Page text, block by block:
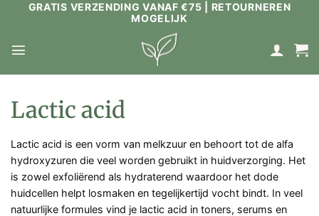
GRATIS VERZENDING VANAF €75 | RETOURNEREN
MOGELIJK
Lactic acid
Lactic acid is een vorm van melkzuur en behoort tot de alfa
hydroxyzuren die veel worden gebruikt in huidverzorging. Het
is zowel exfoliërend als hydraterend waardoor het dode
huidcellen helpt losmaken en tegelijkertijd vocht bindt. In veel
natuurlijke formules vind je lactic acid in toners, serums en